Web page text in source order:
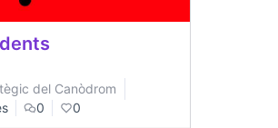
del Canòdrom
0 0